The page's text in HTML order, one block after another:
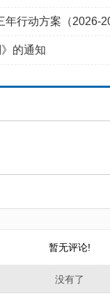
行动方案（2026-
的通知
暂无评论!
没有了